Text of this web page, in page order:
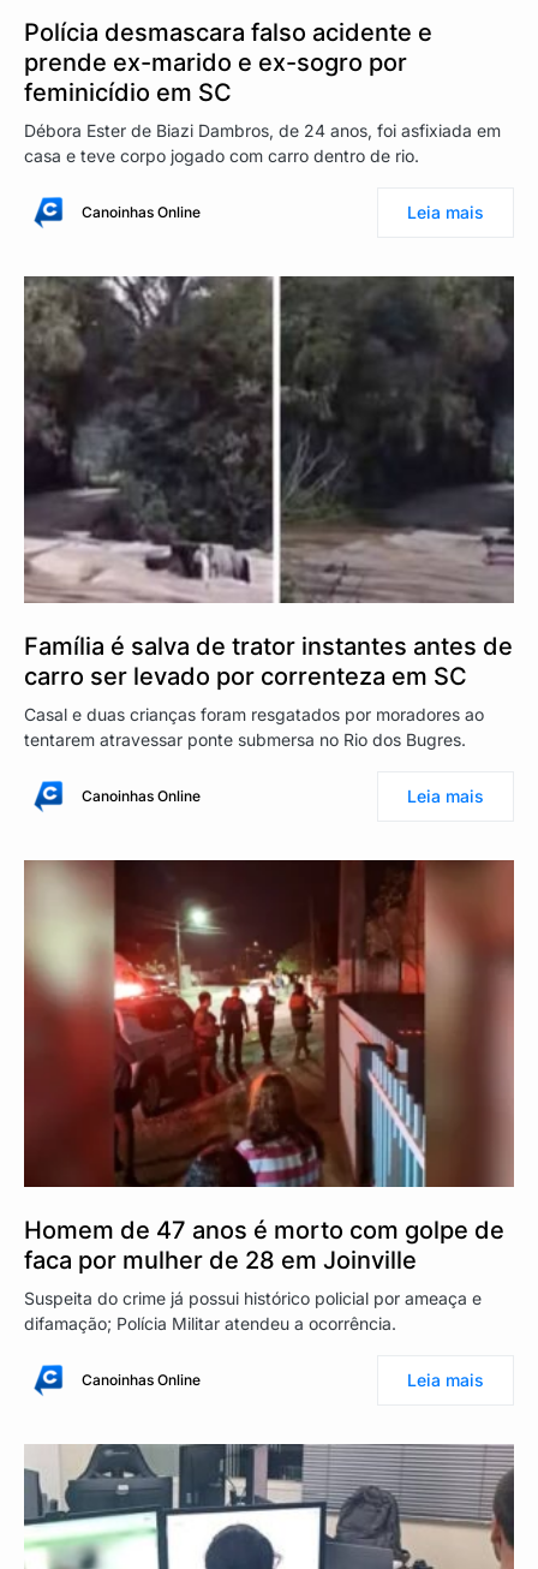
Polícia desmascara falso acidente e
prende ex-marido e ex-sogro por
feminicídio em SC
Débora Ester de Biazi Dambros, de 24 anos, foi asfixiada em
casa e teve corpo jogado com carro dentro de rio.
Canoinhas Online Leia mais
Família é salva de trator instantes antes de
carro ser levado por correnteza em SC
Casal e duas crianças foram resgatados por moradores ao
tentarem atravessar ponte submersa no Rio dos Bugres.
Canoinhas Online Leia mais
Homem de 47 anos é morto com golpe de
faca por mulher de 28 em Joinville
Suspeita do crime já possui histórico policial por ameaça e
difamação; Polícia Militar atendeu a ocorrência.
Canoinhas Online Leia mais